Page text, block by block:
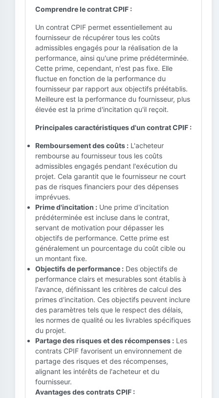
Comprendre le contrat CPIF :
Un contrat CPIF permet essentiellement au
fournisseur de récupérer tous les coûts
admissibles engagés pour la réalisation de la
performance, ainsi qu'une prime prédéterminée.
Cette prime, cependant, n'est pas fixe. Elle
fluctue en fonction de la performance du
fournisseur par rapport aux objectifs préétablis.
Meilleure est la performance du fournisseur, plus
élevée est la prime d'incitation qu'il reçoit.
Principales caractéristiques d'un contrat CPIF :
Remboursement des coûts : L'acheteur
rembourse au fournisseur tous les coûts
admissibles engagés pendant l'exécution du
projet. Cela garantit que le fournisseur ne court
pas de risques financiers pour des dépenses
imprévues.
Prime d'incitation : Une prime d'incitation
prédéterminée est incluse dans le contrat,
servant de motivation pour dépasser les
objectifs de performance. Cette prime est
généralement un pourcentage du coût cible ou
un montant fixe.
Objectifs de performance : Des objectifs de
performance clairs et mesurables sont établis à
l'avance, définissant les critères de calcul des
primes d'incitation. Ces objectifs peuvent inclure
des paramètres tels que le respect des délais,
les normes de qualité ou les livrables spécifiques
du projet.
Partage des risques et des récompenses : Les
contrats CPIF favorisent un environnement de
partage des risques et des récompenses,
alignant les intérêts de l'acheteur et du
fournisseur.
Avantages des contrats CPIF :